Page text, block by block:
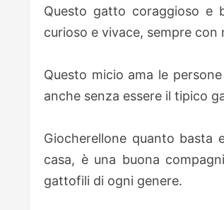
Questo gatto coraggioso e
curioso e vivace, sempre con
Questo micio ama le
anche senza essere il tipico
Giocherellone quanto
casa, è una buona
gattofili di ogni genere.